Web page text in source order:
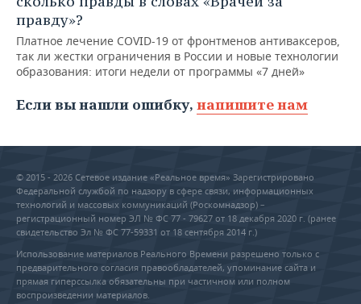
правду»?
Платное лечение COVID-19 от фронтменов антиваксеров,
так ли жестки ограничения в России и новые технологии
образования: итоги недели от программы «7 дней»
Если вы нашли ошибку, напишите нам
© 2015 - 2026 Сетевое издание «Реальное время» Зарегистрировано
Федеральной службой по надзору в сфере связи, информационных
технологий и массовых коммуникаций (Роскомнадзор) –
регистрационный номер ЭЛ № ФС 77 - 79627 от 18 декабря 2020 г. (ранее
свидетельство Эл № ФС 77-59331 от 18 сентября 2014 г.)
Использование материалов Реального Времени разрешено только с
предварительного согласия правообладателей, упоминание сайта и
прямая гиперссылка обязательны при частичном или полном
воспроизведении материалов.